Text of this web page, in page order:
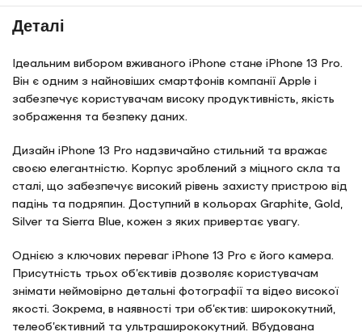
Деталі
Ідеальним вибором вживаного iPhone стане iPhone 13 Pro.
Він є одним з найновіших смартфонів компанії Apple і
забезпечує користувачам високу продуктивність, якість
зображення та безпеку даних.
Дизайн iPhone 13 Pro надзвичайно стильний та вражає
своєю елегантністю. Корпус зроблений з міцного скла та
сталі, що забезпечує високий рівень захисту пристрою від
падінь та подряпин. Доступний в кольорах Graphite, Gold,
Silver та Sierra Blue, кожен з яких привертає увагу.
Однією з ключових переваг iPhone 13 Pro є його камера.
Присутність трьох об’єктивів дозволяє користувачам
знімати неймовірно детальні фотографії та відео високої
якості. Зокрема, в наявності три об’єктив: ширококутний,
телеоб’єктивний та ультраширококутний. Вбудована